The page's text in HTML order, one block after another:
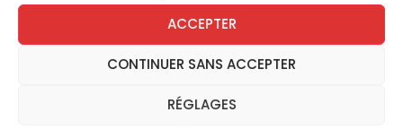
ACCEPTER
CONTINUER SANS ACCEPTER
RÉGLAGES
défaite, le chemin vers le tombeau. Mais
l’ange leur dit :« Il n’est pas ici, il est
ressuscité ».